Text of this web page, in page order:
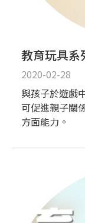
教育玩具系
2020-02-28
與孩子於遊戲
可促進親子關
方面能力。